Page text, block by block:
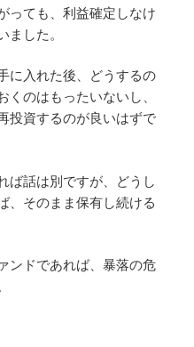
っても、利益確定しなけ
ました。
に入れた後、どうするの
くのはもったいないし、
投資するのが良いはずで
ば話は別ですが、どうし
、そのまま保有し続ける
ンドであれば、暴落の危